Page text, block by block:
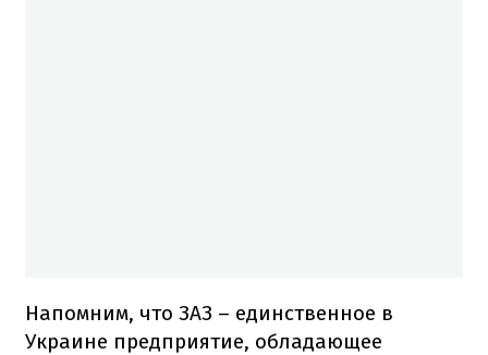
Напомним, что ЗАЗ – единственное в
Украине предприятие, обладающее